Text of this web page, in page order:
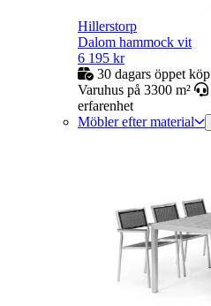
Hillerstorp
Dalom hammock vit
6 195 kr
30 dagars öppet köp
Varuhus på 3300 m²
erfarenhet
Möbler efter material